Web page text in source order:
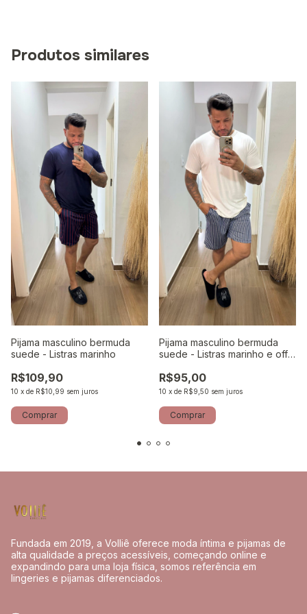
Produtos similares
Pijama masculino bermuda
suede - Listras marinho
R$109,90
10 x de R$10,99 sem juros
Comprar
Pijama masculino bermuda
suede - Listras marinho e off
R$95,00
10 x de R$9,50 sem juros
Comprar
Fundada em 2019, a Volliê oferece moda íntima e pijamas de
alta qualidade a preços acessíveis, começando online e
expandindo para uma loja física, somos referência em
lingeries e pijamas diferenciados.